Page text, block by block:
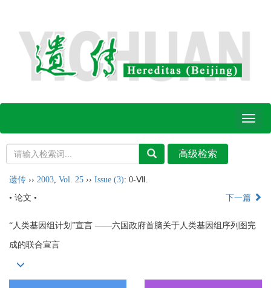
Toggle
遗传 ›› 2003 Vol. 25 ›› Issue (3): 0-Ⅶ.
• 论文 •
下一篇
“人类基因组计划”宣言 ——六国政府首脑关于人类基因组序列图完
成的联合宣言